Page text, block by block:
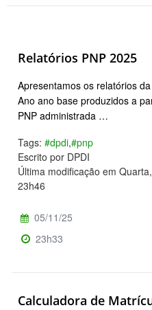
Relatórios PNP 2025
Apresentamos os relatórios
Ano ano base produzidos a
PNP administrada …
Tags: #dpdi,#pnp
Escrito por DPDI
Última modificação em
23h46
05/11/25
23h33
Calculadora de